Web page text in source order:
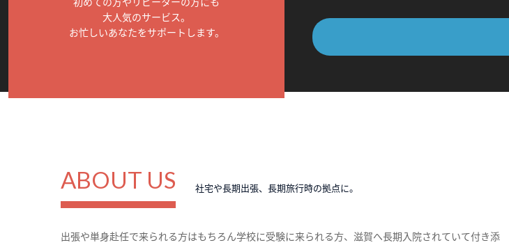
大人気のサービス。
お忙しいあなたをサポートします。
ABOUT US 社宅や長期出張、長期旅行時の拠点に。
出張や単身赴任で来られる方はもちろん学校に受験に来られる方、滋賀へ長期入院されていて付き添